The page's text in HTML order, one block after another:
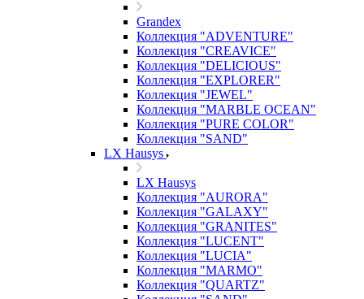
Grandex
Коллекция "ADVENTURE"
Коллекция "CREAVICE"
Коллекция "DELICIOUS"
Коллекция "EXPLORER"
Коллекция "JEWEL"
Коллекция "MARBLE OCEAN"
Коллекция "PURE COLOR"
Коллекция "SAND"
LX Hausys
LX Hausys
Коллекция "AURORA"
Коллекция "GALAXY"
Коллекция "GRANITES"
Коллекция "LUCENT"
Коллекция "LUCIA"
Коллекция "MARMO"
Коллекция "QUARTZ"